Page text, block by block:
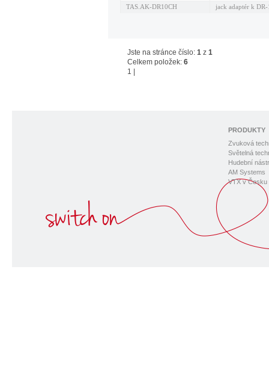
TAS.AK-DR10CH
jack adaptér k
Jste na stránce číslo: 1 z 1
Celkem položek: 6
1
PRODUKTY
Zvuková
Světelná
Hudební
AM Systems
VTX v Česku